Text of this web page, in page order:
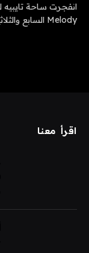
Melody السابع والثلاثين – جوائز جرامي لعالم البوب ​​​​الماندرين -…
اقرأ معنا